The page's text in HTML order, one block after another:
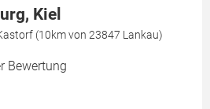
Kiel
(10km von 23847 Lankau)
Bewertung